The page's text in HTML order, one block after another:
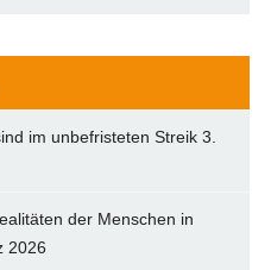
im unbefristeten Streik 3.
der Menschen in
2026